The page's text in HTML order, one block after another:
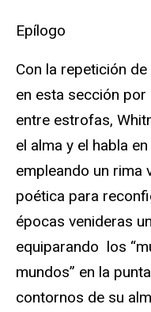
Epílogo
Con la repetición
en esta sección
entre estrofas,
el alma y el habla
empleando un rima
poética para
épocas venideras
equiparando los
mundos” en la
contornos de su